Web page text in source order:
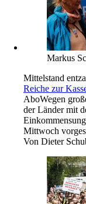
Markus
Mittelstand
Reiche zur
AboWegen
der Länder mit
Mittwoch
Von Dieter